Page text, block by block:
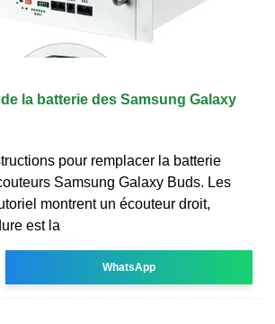
la batterie des Samsung Galaxy
pour remplacer la batterie
Samsung Galaxy Buds. Les
montrent un écouteur droit,
est la
WhatsApp